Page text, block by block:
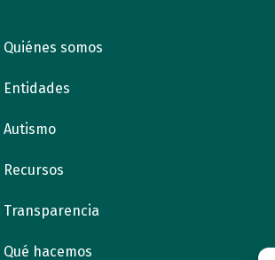
Quiénes somos
Entidades
Autismo
Recursos
Transparencia
Qué hacemos